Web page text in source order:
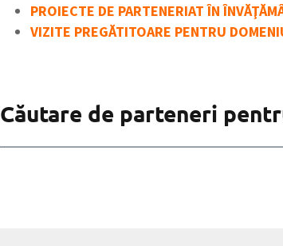
PROIECTE DE PARTENERIAT ÎN
VIZITE PREGĂTITOARE PENTRU
Căutare de parteneri